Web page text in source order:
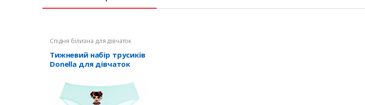
Спідня білизна для дівчаток
Тижневий набір трусиків
Donella для дівчаток